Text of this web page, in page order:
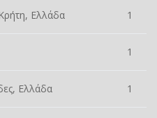
Ελλάδα 1
1
Ελλάδα 1